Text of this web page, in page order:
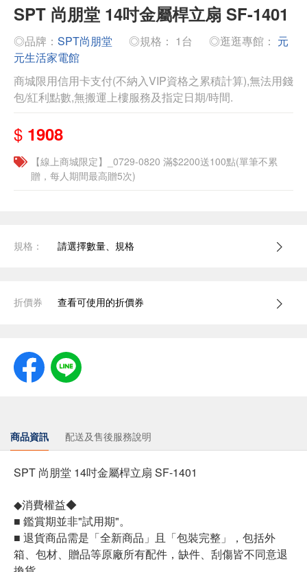
SPT 尚朋堂 14吋金屬桿立扇 SF-1401
◎品牌： SPT尚朋堂 ◎規格： 1台 ◎逛逛專館： 元
元生活家電館
商城限用信用卡支付(不納入VIP資格之累積計算),無法用錢
包/紅利點數,無搬運上樓服務及指定日期/時間.
$ 1908
【線上商城限定】_0729-0820 滿$2200送100點(單筆不累
贈，每人期間最高贈5次)
規格： 請選擇數量、規格
折價券 查看可使用的折價券
商品資訊 配送及售後服務說明
SPT 尚朋堂 14吋金屬桿立扇 SF-1401
◆消費權益◆
■ 鑑賞期並非"試用期"。
■ 退貨商品需是「全新商品」且「包裝完整」，包括外
箱、包材、贈品等原廠所有配件，缺件、刮傷皆不同意退